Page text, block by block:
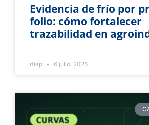
Evidencia de frío por
folio: cómo fortalecer
trazabilidad en
rtiap 6 julio, 2026